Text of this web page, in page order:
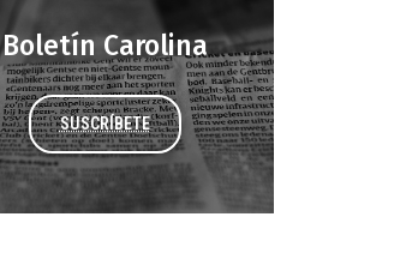
Boletín Carolina
SUSCRÍBETE